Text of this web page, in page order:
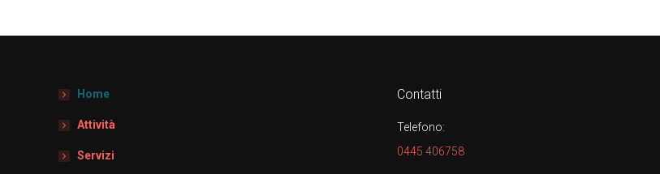
Home
Attività
Servizi
Contatti
Telefono:
0445 406758